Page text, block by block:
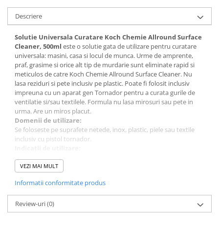
Descriere
Solutie Universala Curatare Koch Chemie Allround Surface
Cleaner, 500ml este o solutie gata de utilizare pentru curatare
universala: masini, casa si locul de munca. Urme de amprente,
praf, grasime si orice alt tip de murdarie sunt eliminate rapid si
meticulos de catre Koch Chemie Allround Surface Cleaner. Nu
lasa reziduri si pete inclusiv pe plastic. Poate fi folosit inclusiv
impreuna cu un aparat gen Tornador pentru a curata gurile de
ventilatie si/sau textilele. Formula nu lasa mirosuri sau pete in
urma. Are un miros placut.
Domenii de utilizare:
Se foloseste pe suprafete netede, inox, plastic, piele sau textile
inclusiv cu pistol tornador.
Aplicati nediluat pe suprafetele cu pete, lasati sa fie absorbit
pentru putin timp si apoi stergeti cu o laveta de microfibra.
apoi uscati cu aer comprimat.
Cantitate: 500 ml
VEZI MAI MULT
Informatii conformitate produs
Review-uri(0)